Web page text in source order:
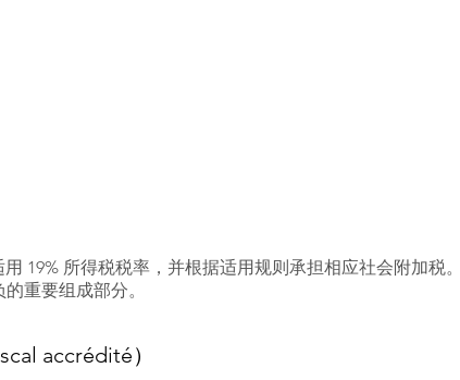
19% 所得税税率，并根据适用规则承担相应社会附加税
重要组成部分。
accrédité）